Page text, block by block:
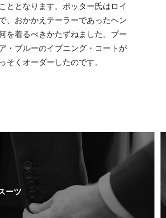
ととなります。ポッター氏はロイ
、おかかえテーラーであったヘン
を着るべきかたずねました。プー
・ブルーのイブニング・コートが
くオーダーしたのです。
ーツ